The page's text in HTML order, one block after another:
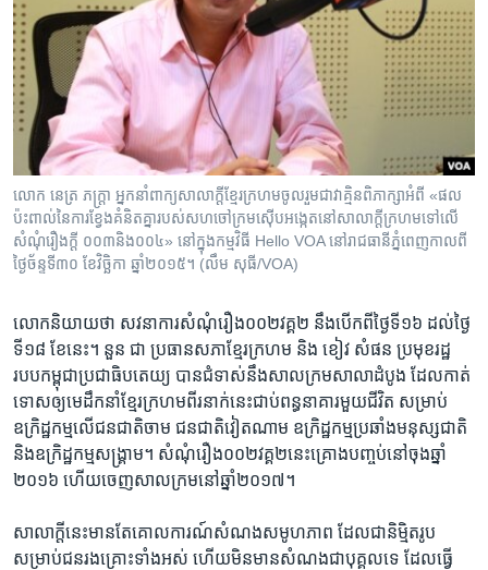
លោក នេត្រ ភក្ត្រា អ្នកនាំពាក្យសាលាក្តី​ខ្មែរក្រហម​ចូល​រួម​ជា​វាគ្មិន​ពិភាក្សា​អំពី «ផល​
ប៉ះពាល់​នៃ​ការ​ខ្វែង​គំនិត​គ្នា​របស់​សហចៅក្រម​ស៊ើបអង្កេត​នៅ​សាលាក្តីក្រហម​ទៅ​លើ​
សំណុំ​រឿង​ក្តី​ ០០៣និង០០៤» នៅ​ក្នុង​កម្មវិធី Hello VOA នៅ​រាជធានី​ភ្នំពេញ​កាល​ពី​
ថ្ងៃ​ច័ន្ទ​ទី​៣០ ខែ​វិច្ឆិកា ឆ្នាំ​២០១៥។ (លឹម សុធី/VOA)
​លោក​និយាយ​ថា​ សវនាការ​សំណុំរឿង​០០២​វគ្គ២​ នឹង​បើក​ពីថ្ងៃទី​១៦ ​ដល់ថ្ងៃ​
ទី១៨​ ខែ​នេះ។​ នួន​ ជា ​ប្រធាន​សភា​ខ្មែរក្រហម​ និង ខៀវ សំផន​ ប្រមុខរដ្ឋ​
របប​កម្ពុជា​ប្រជាធិបតេយ្យ​ បាន​ជំទាស់​នឹង​សាលក្រម​សាលា​ដំបូង​ ដែល​កាត់​
ទោស​ឲ្យ​មេដឹកនាំ​ខ្មែរ​ក្រហម​ពីរនាក់​នេះ​ជាប់​ពន្ធនាគារ​មួយ​ជីវិត ​សម្រាប់​
ឧក្រិដ្ឋ​កម្ម​លើ​ជន​ជាតិ​ចាម​ ជនជាតិ​វៀតណាម​ ឧក្រិដ្ឋ​កម្ម​ប្រឆាំង​មនុស្សជាតិ​
និង​ឧក្រិដ្ឋ​កម្ម​សង្គ្រាម។​ សំណុំ​រឿង​០០២​វគ្គ២​នេះ​គ្រោង​បញ្ចប់​នៅចុង​ឆ្នាំ​
២០១៦​ ហើយ​ចេញ​សាលក្រម​នៅឆ្នាំ​២០១៧។
សាលាក្តី​នេះ​មានតែ​គោលការណ៍​សំណង​សមូហភាព​ ដែល​ជា​និម្មិតរូប​
សម្រាប់​ជន​រងគ្រោះ​ទាំង​អស់​ ហើយ​មិន​មាន​សំណង​ជាបុគ្គល​ទេ​ ដែល​ធ្វើ​